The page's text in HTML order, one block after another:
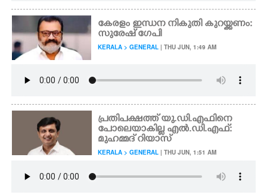
കേരളം ഇന്ധന നികുതി കുറയ്ക്കണം:
സുരേഷ് ഗേപി
KERALA > GENERAL | THU JUN, 1:49 AM
പ്രതിപക്ഷത്ത് യു.ഡി.എഫിനെ
പോലെയാകില്ല എൽ.ഡി.എഫ്:
മുഹമ്മദ് റിയാസ്
KERALA > GENERAL | THU JUN, 1:51 AM